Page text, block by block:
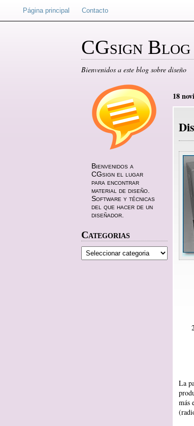
Página principal Contacto
CGsign Blog
Bienvenidos a este blog sobre diseño
Bienvenidos a
CGsign el lugar
para encontrar
material de diseño.
Software y técnicas
del que hacer de un
diseñador.
Categorias
18
La
más